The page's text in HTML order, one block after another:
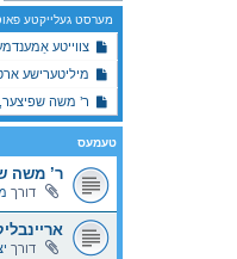
מערסט געלייקטע
צווייטע
מיליטערישע
ר’ משה שפיצער,
טעמעס
ר’ משה
דורך
דורך